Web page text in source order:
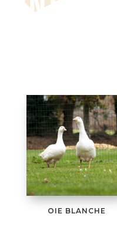
OIE BLANCHE